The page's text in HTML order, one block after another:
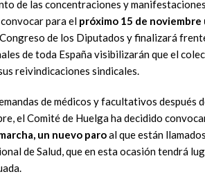
de las concentraciones y
para el próximo 15 de noviembre
de los Diputados y finalizará
de toda España visibilizarán que el
reivindicaciones sindicales.
de médicos y facultativos después
el Comité de Huelga ha decidido
un nuevo paroal que están
de Salud, que en esta ocasión tendrá